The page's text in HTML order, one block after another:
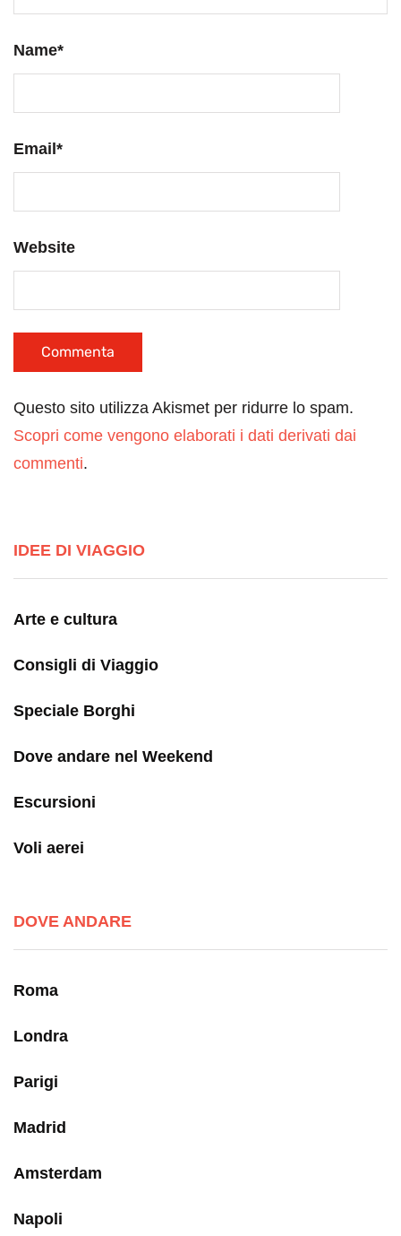
Name*
Email*
Website
Questo sito utilizza Akismet per ridurre lo spam.
Scopri come vengono elaborati i dati derivati dai
commenti.
IDEE DI VIAGGIO
Arte e cultura
Consigli di Viaggio
Speciale Borghi
Dove andare nel Weekend
Escursioni
Voli aerei
DOVE ANDARE
Roma
Londra
Parigi
Madrid
Amsterdam
Napoli